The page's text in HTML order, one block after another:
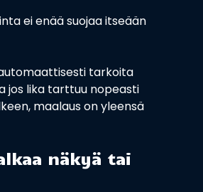
ei enää suojaa itseään
tarkoita
jos lika tarttuu nopeasti
maalaus on yleensä
näkyä tai